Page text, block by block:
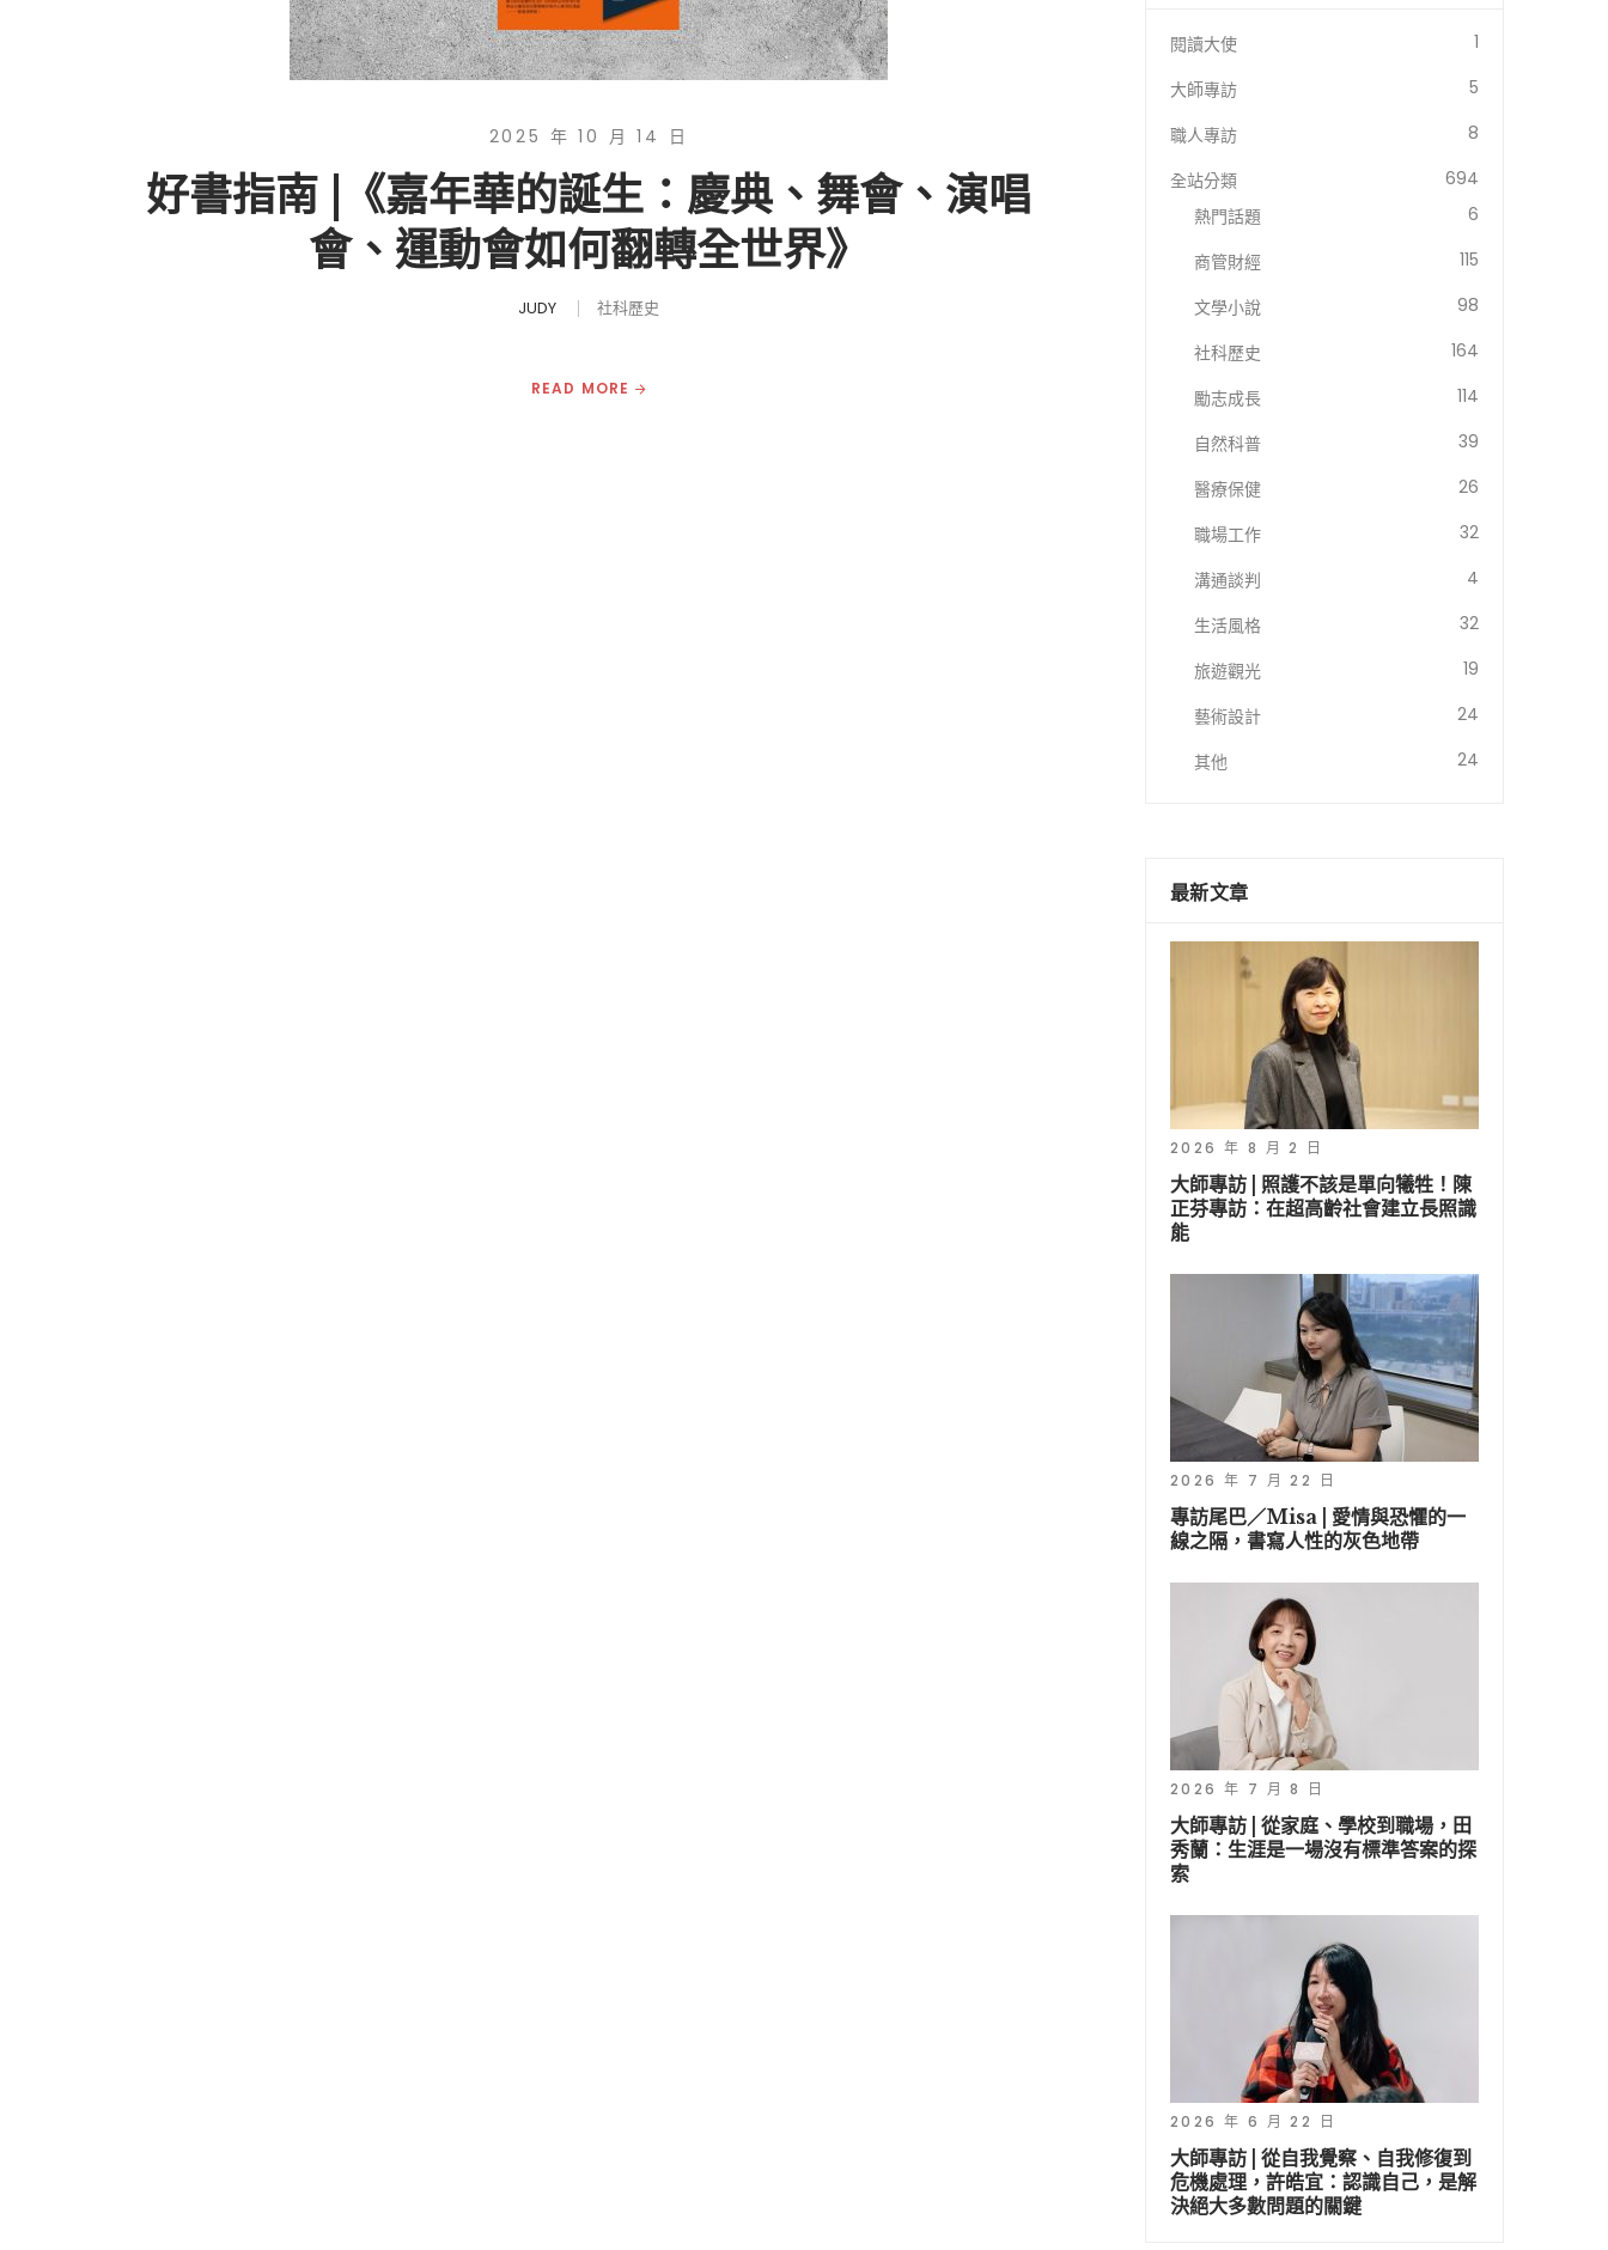
2025 年 10 月 14 日
好書指南 |《嘉年華的誕生：慶典、舞會、演唱
會、運動會如何翻轉全世界》
JUDY 社科歷史
READ MORE
閱讀大使
1
大師專訪
5
職人專訪
8
全站分類
694
熱門話題
6
商管財經
115
文學小說
98
社科歷史
164
勵志成長
114
自然科普
39
醫療保健
26
職場工作
32
溝通談判
4
生活風格
32
旅遊觀光
19
藝術設計
24
其他
24
最新文章
2026 年 8 月 2 日
大師專訪 | 照護不該是單向犧牲！陳
正芬專訪：在超高齡社會建立長照識
能
2026 年 7 月 22 日
專訪尾巴／Misa | 愛情與恐懼的一
線之隔，書寫人性的灰色地帶
2026 年 7 月 8 日
大師專訪 | 從家庭、學校到職場，田
秀蘭：生涯是一場沒有標準答案的探
索
2026 年 6 月 22 日
大師專訪 | 從自我覺察、自我修復到
危機處理，許皓宜：認識自己，是解
決絕大多數問題的關鍵